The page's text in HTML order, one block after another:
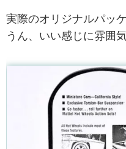
実際のオリジナルパッ
うん、いい感じに雰囲